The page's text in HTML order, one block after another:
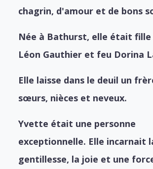
chagrin, d'amour et de bons
Née à Bathurst, elle était fille
Léon Gauthier et feu Dorina
Elle laisse dans le deuil un
sœurs, nièces et neveux.
Yvette était une personne
exceptionnelle. Elle incarnait
gentillesse, la joie et une